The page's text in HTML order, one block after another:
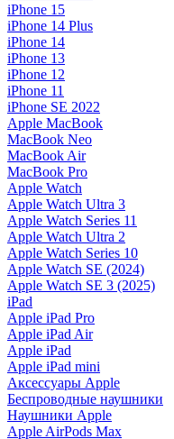
iPhone 15
iPhone 14 Plus
iPhone 14
iPhone 13
iPhone 12
iPhone 11
iPhone SE 2022
Apple MacBook
MacBook Neo
MacBook Air
MacBook Pro
Apple Watch
Apple Watch Ultra 3
Apple Watch Series 11
Apple Watch Ultra 2
Apple Watch Series 10
Apple Watch SE (2024)
Apple Watch SE 3 (2025)
iPad
Apple iPad Pro
Apple iPad Air
Apple iPad
Apple iPad mini
Аксессуары Apple
Беспроводные наушники
Наушники Apple
Apple AirPods Max